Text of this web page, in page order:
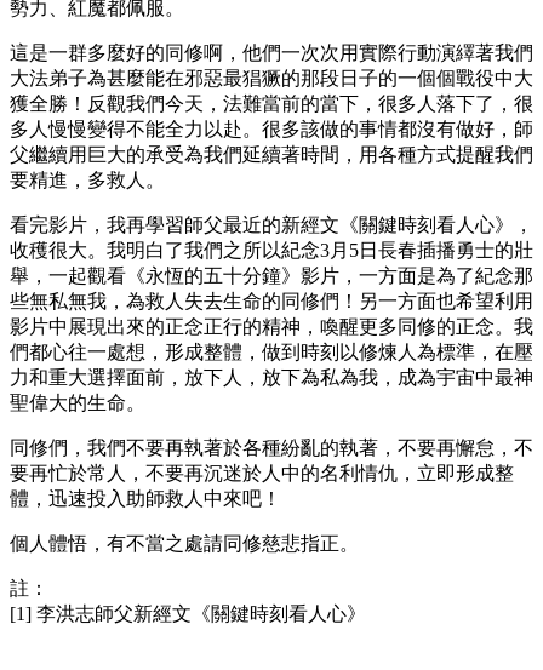
勢力、紅魔都佩服。
這是一群多麼好的同修啊，他們一次次用實際行動演繹著我們
大法弟子為甚麼能在邪惡最猖獗的那段日子的一個個戰役中大
獲全勝！反觀我們今天，法難當前的當下，很多人落下了，很
多人慢慢變得不能全力以赴。很多該做的事情都沒有做好，師
父繼續用巨大的承受為我們延續著時間，用各種方式提醒我們
要精進，多救人。
看完影片，我再學習師父最近的新經文《關鍵時刻看人心》，
收穫很大。我明白了我們之所以紀念3月5日長春插播勇士的壯
舉，一起觀看《永恆的五十分鐘》影片，一方面是為了紀念那
些無私無我，為救人失去生命的同修們！另一方面也希望利用
影片中展現出來的正念正行的精神，喚醒更多同修的正念。我
們都心往一處想，形成整體，做到時刻以修煉人為標準，在壓
力和重大選擇面前，放下人，放下為私為我，成為宇宙中最神
聖偉大的生命。
同修們，我們不要再執著於各種紛亂的執著，不要再懈怠，不
要再忙於常人，不要再沉迷於人中的名利情仇，立即形成整
體，迅速投入助師救人中來吧！
個人體悟，有不當之處請同修慈悲指正。
註：
[1] 李洪志師父新經文《關鍵時刻看人心》